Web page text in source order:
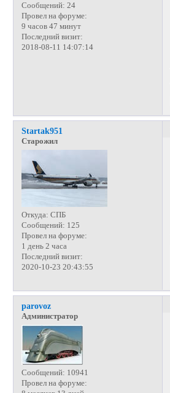
Сообщений: 24
Провел на форуме:
9 часов 47 минут
Последний визит:
2018-08-11 14:07:14
Startak951
Старожил
Откуда: СПБ
Сообщений: 125
Провел на форуме:
1 день 2 часа
Последний визит:
2020-10-23 20:43:55
parovoz
Администратор
Сообщений: 10941
Провел на форуме: